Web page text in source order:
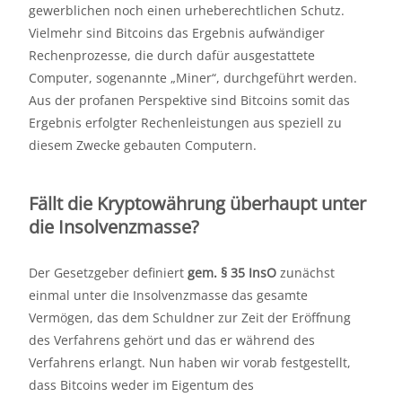
gewerblichen noch einen urheberechtlichen Schutz.
Vielmehr sind Bitcoins das Ergebnis aufwändiger
Rechenprozesse, die durch dafür ausgestattete
Computer, sogenannte „Miner“, durchgeführt werden.
Aus der profanen Perspektive sind Bitcoins somit das
Ergebnis erfolgter Rechenleistungen aus speziell zu
diesem Zwecke gebauten Computern.
Fällt die Kryptowährung überhaupt unter
die Insolvenzmasse?
Der Gesetzgeber definiert gem. § 35 InsO zunächst
einmal unter die Insolvenzmasse das gesamte
Vermögen, das dem Schuldner zur Zeit der Eröffnung
des Verfahrens gehört und das er während des
Verfahrens erlangt. Nun haben wir vorab festgestellt,
dass Bitcoins weder im Eigentum des